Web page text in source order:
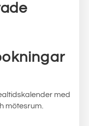
med
mötesrum.